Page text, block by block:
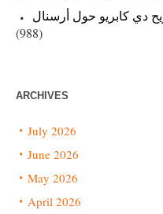
دي كابريو حول أرسنال
(988)
ARCHIVES
July 2026
June 2026
May 2026
April 2026